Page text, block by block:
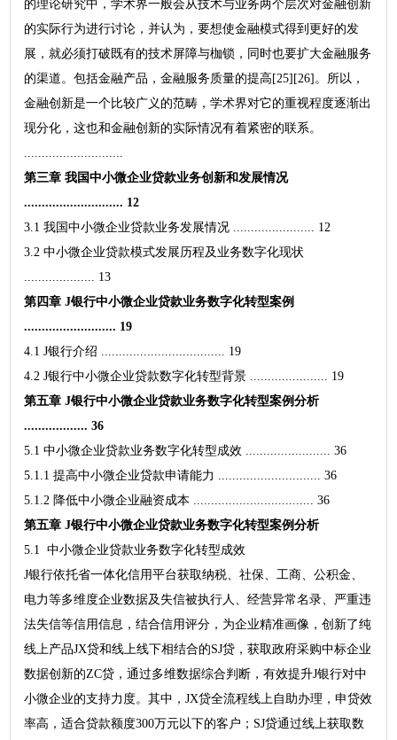
的理论研究中，学术界一般会从技术与业务两个层次对金融创新
的实际行为进行讨论，并认为，要想使金融模式得到更好的发
展，就必须打破既有的技术屏障与枷锁，同时也要扩大金融服务
的渠道。包括金融产品，金融服务质量的提高[25][26]。所以，
金融创新是一个比较广义的范畴，学术界对它的重视程度逐渐出
现分化，这也和金融创新的实际情况有着紧密的联系。
第三章 我国中小微企业贷款业务创新和发展情况
............................ 12
3.1 我国中小微企业贷款业务发展情况 ....................... 12
3.2 中小微企业贷款模式发展历程及业务数字化现状
.................... 13
第四章 J银行中小微企业贷款业务数字化转型案例
.......................... 19
4.1 J银行介绍 ................................... 19
4.2 J银行中小微企业贷款数字化转型背景 ...................... 19
第五章 J银行中小微企业贷款业务数字化转型案例分析
.................. 36
5.1 中小微企业贷款业务数字化转型成效 ........................ 36
5.1.1 提高中小微企业贷款申请能力 ............................. 36
5.1.2 降低中小微企业融资成本 .................................. 36
第五章 J银行中小微企业贷款业务数字化转型案例分析
5.1 中小微企业贷款业务数字化转型成效
J银行依托省一体化信用平台获取纳税、社保、工商、公积金、
电力等多维度企业数据及失信被执行人、经营异常名录、严重违
法失信等信用信息，结合信用评分，为企业精准画像，创新了纯
线上产品JX贷和线上线下相结合的SJ贷，获取政府采购中标企业
数据创新的ZC贷，通过多维数据综合判断，有效提升J银行对中
小微企业的支持力度。其中，JX贷全流程线上自助办理，申贷效
率高，适合贷款额度300万元以下的客户；SJ贷通过线上获取数